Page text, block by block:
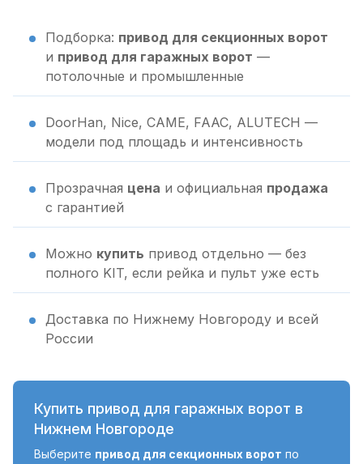
Подборка: привод для секционных ворот
и привод для гаражных ворот —
потолочные и промышленные
DoorHan, Nice, CAME, FAAC, ALUTECH —
модели под площадь и интенсивность
Прозрачная цена и официальная продажа
с гарантией
Можно купить привод отдельно — без
полного KIT, если рейка и пульт уже есть
Доставка по Нижнему Новгороду и всей
России
Купить привод для гаражных ворот в
Нижнем Новгороде
Выберите привод для секционных ворот по